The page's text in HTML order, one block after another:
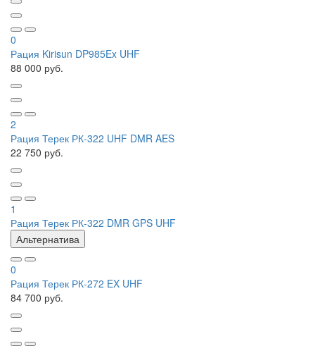
0
Рация Kirisun DP985Ex UHF
88 000 руб.
2
Рация Терек РК-322 UHF DMR AES
22 750 руб.
1
Рация Терек РК-322 DMR GPS UHF
Альтернатива
0
Рация Терек РК-272 EX UHF
84 700 руб.